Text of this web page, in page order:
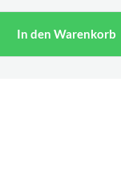
In den Warenkorb